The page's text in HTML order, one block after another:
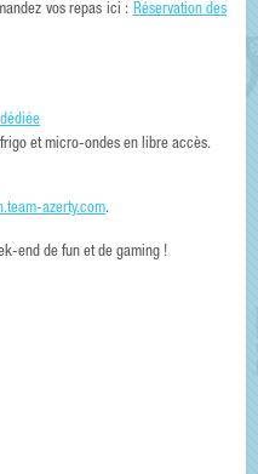
vos repas ici : Réservation des
et micro-ondes en libre accès.
azerty.com.
end de fun et de gaming !